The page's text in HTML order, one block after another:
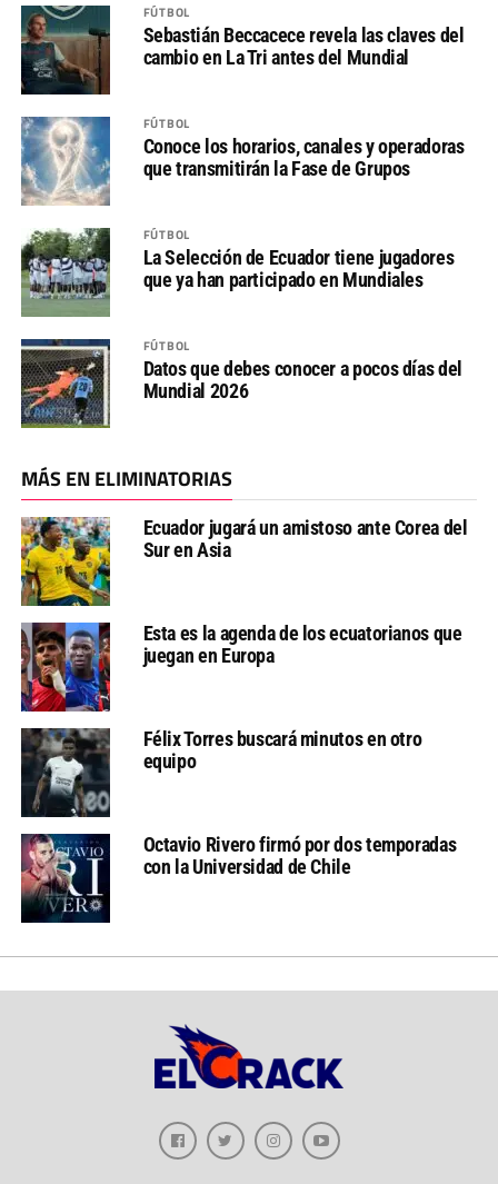
FÚTBOL
Sebastián Beccacece revela las claves del
cambio en La Tri antes del Mundial
FÚTBOL
Conoce los horarios, canales y operadoras
que transmitirán la Fase de Grupos
FÚTBOL
La Selección de Ecuador tiene jugadores
que ya han participado en Mundiales
FÚTBOL
Datos que debes conocer a pocos días del
Mundial 2026
MÁS EN ELIMINATORIAS
Ecuador jugará un amistoso ante Corea del
Sur en Asia
Esta es la agenda de los ecuatorianos que
juegan en Europa
Félix Torres buscará minutos en otro
equipo
Octavio Rivero firmó por dos temporadas
con la Universidad de Chile